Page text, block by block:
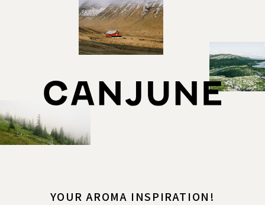
YOUR AROMA INSPIRATION!